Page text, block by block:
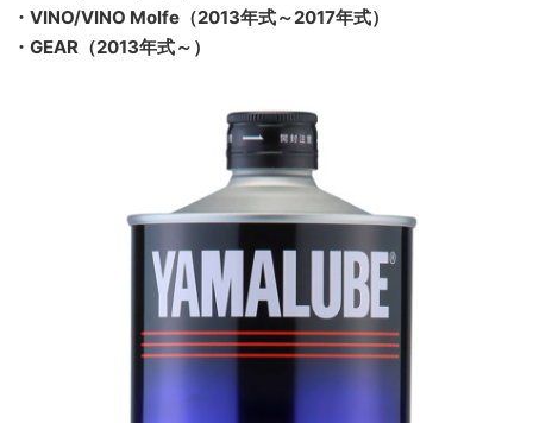
・VINO/VINO Molfe（2013年式～2017年式）
・GEAR（2013年式～）